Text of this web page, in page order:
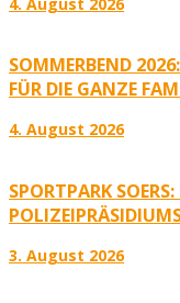
SOMMERBEND
FÜR DIE GANZE
4. August 2026
SPORTPARK
3. August 2026